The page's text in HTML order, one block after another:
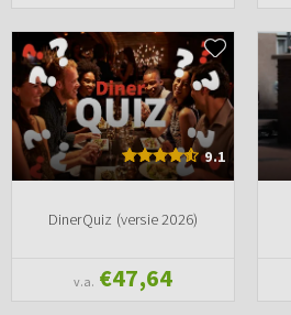
9.1
DinerQuiz (versie 2026)
v.a. €47,64